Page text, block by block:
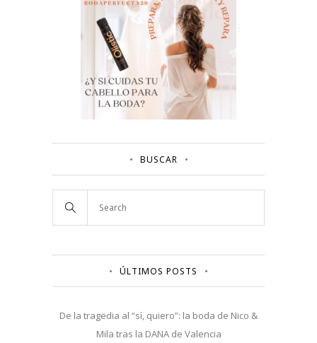
BUSCAR
ÚLTIMOS POSTS
De la tragedia al “sí, quiero”: la boda de Nico &
Mila tras la DANA de Valencia